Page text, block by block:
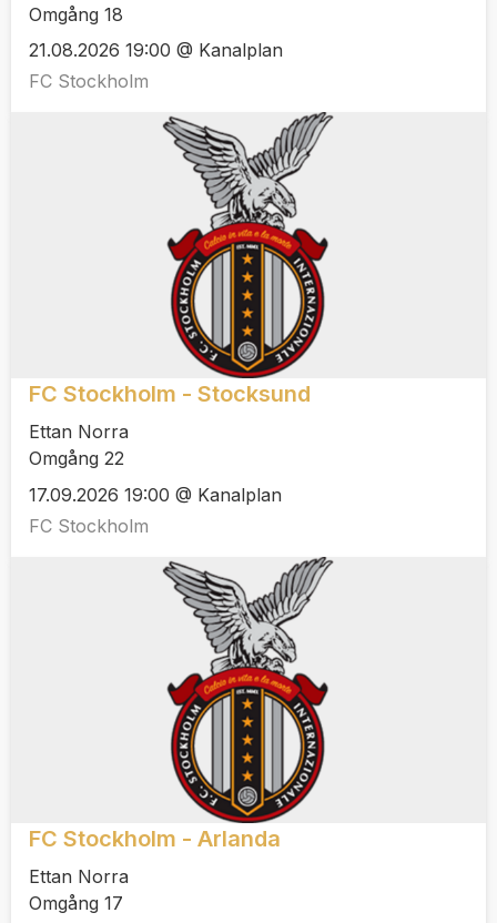
Omgång 18
21.08.2026 19:00 @ Kanalplan
FC Stockholm
FC Stockholm - Stocksund
Ettan Norra
Omgång 22
17.09.2026 19:00 @ Kanalplan
FC Stockholm
FC Stockholm - Arlanda
Ettan Norra
Omgång 17